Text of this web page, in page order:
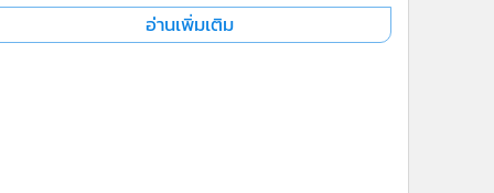
อ่านเพิ่มเติม